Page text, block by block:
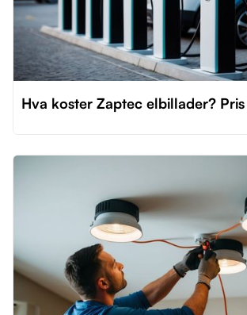
Hva koster Zaptec elbillader?